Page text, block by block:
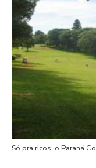
Só pra ricos: o Paraná